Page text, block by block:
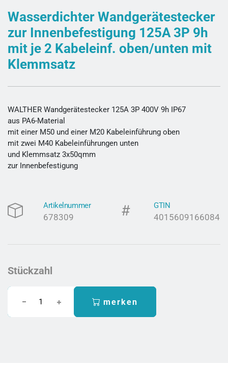
Wasserdichter Wandgerätestecker
zur Innenbefestigung 125A 3P 9h
mit je 2 Kabeleinf. oben/unten mit
Klemmsatz
WALTHER Wandgerätestecker 125A 3P 400V 9h IP67
aus PA6-Material
mit einer M50 und einer M20 Kabeleinführung oben
mit zwei M40 Kabeleinführungen unten
und Klemmsatz 3x50qmm
zur Innenbefestigung
Artikelnummer
678309
GTIN
4015609166084
Stückzahl
merken